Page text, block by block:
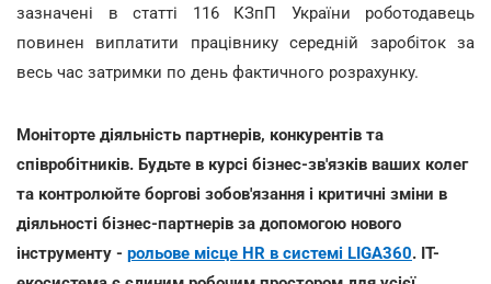
зазначені в статті 116 КЗпП України роботодавець
повинен виплатити працівнику середній заробіток за
весь час затримки по день фактичного розрахунку.
Моніторте діяльність партнерів, конкурентів та
співробітників. Будьте в курсі бізнес-зв'язків ваших колег
та контролюйте боргові зобов'язання і критичні зміни в
діяльності бізнес-партнерів за допомогою нового
інструменту - рольове місце HR в системі LIGA360. IT-